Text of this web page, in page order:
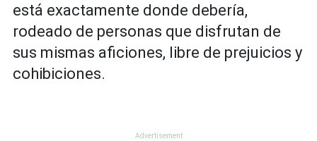
está exactamente donde debería,
rodeado de personas que disfrutan de
sus mismas aficiones, libre de prejuicios y
cohibiciones.